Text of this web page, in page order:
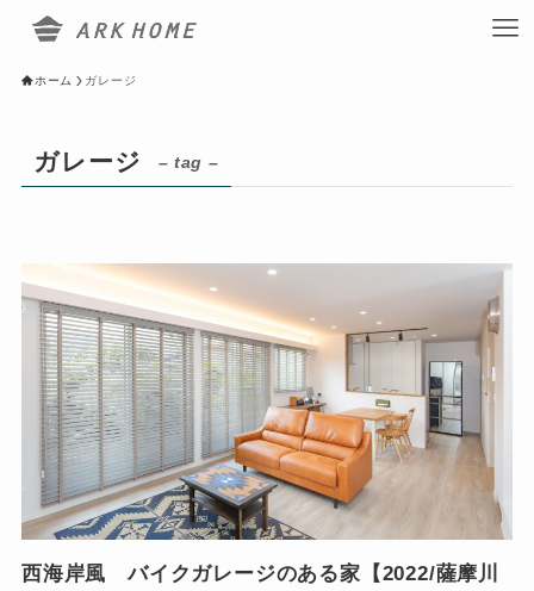
ホーム ガレージ
ガレージ – tag –
西海岸風 バイクガレージのある家【2022/薩摩川